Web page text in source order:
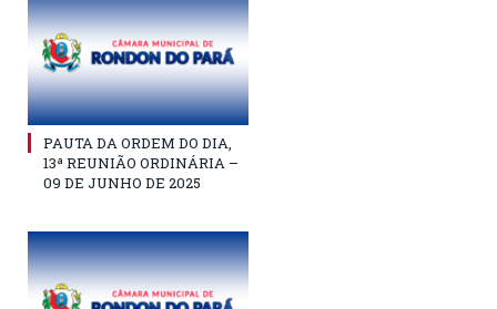
PAUTA DA ORDEM DO DIA,
13ª REUNIÃO ORDINÁRIA –
09 DE JUNHO DE 2025